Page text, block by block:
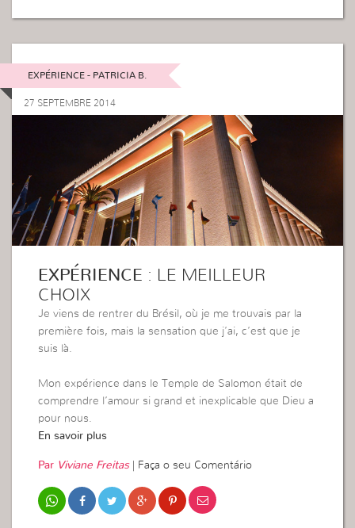
EXPÉRIENCE - PATRICIA B.
27 SEPTEMBRE 2014
EXPÉRIENCE : LE MEILLEUR
CHOIX
Je viens de rentrer du Brésil, où je me trouvais par la
première fois, mais la sensation que j’ai, c’est que je
suis là.
Mon expérience dans le Temple de Salomon était de
comprendre l’amour si grand et inexplicable que Dieu a
pour nous.
En savoir plus
Par Viviane Freitas| Faça o seu Comentário